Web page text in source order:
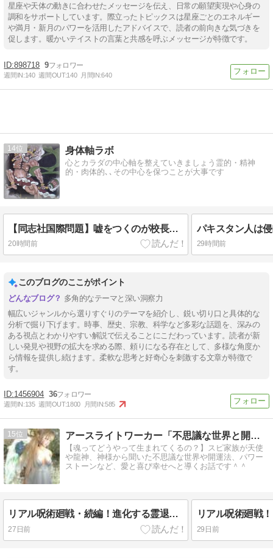
星座や天体の動きに合わせたメッセージを伝え、日常の願望実現や心身の
調和をサポートしています。際立ったトピックスは星座ごとのエネルギー
や満月・新月のパワーを活用したアドバイスで、読者の前向きな気づきを
促します。暖かいテイストの言葉と共感を呼ぶメッセージが特徴です。
898718 9
週間IN:140 週間OUT:140 月間IN:640
14 身体軸ラボ
心とカラダの中心軸を整えていきましょう霊的・精神
的・肉体的､､その中心を保つことが大事です
【同志社国際問題】嘘をつくのが校長の仕事です
20時間前
パキスタン人は
29時間前
このブログのここがポイント
多角的なテーマと深い洞察力
幅広いジャンルから選りすぐりのテーマを紹介し、鋭い切り口と具体的な
分析で掘り下げます。時事、歴史、宗教、科学など多彩な話題を、深みの
ある視点とわかりやすい解説で伝えることにこだわっています。読者が新
しい発見や視野の拡大を求める際、頼りになる存在として、多様な角度か
ら情報を提供し続けます。柔軟な思考と好奇心を刺激する文章が特徴で
す。
1456904 36
週間IN:135 週間OUT:1800 月間IN:585
15 アースライトワーカー「不思議な世界と開運への導き」
【魂ってどうやって生まれてくるの？】スピ家族が天使
や龍神、神様から聞いた不思議な世界や開運法、パワー
ストーンなど、愛と喜び幸せへと導くお話です＾＾
リアル呪術廻戦・続編！進化する霊退治×ラミエルブレスレットNo.44 実験②
27日前 29日前